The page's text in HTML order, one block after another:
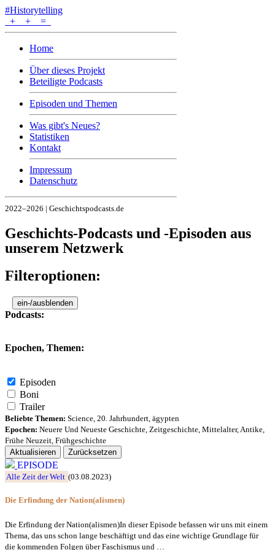
#Historytelling
+
+ =
Home
Über dieses Projekt
Beteiligte Podcasts
Episoden und Themen
Was gibt's Neues?
Statistiken
Kontakt
Impressum
Datenschutz
2022–2026 | Geschichtspodcasts.de
Geschichts-Podcasts und -Episoden aus
unserem Netzwerk
Filteroptionen:
ein-/ausblenden
Podcasts:
Epochen, Themen:
Episoden
Boni
Trailer
Beliebte Themen: Science 20. Jahrhundert ägypten
Epochen: Neuere Und Neueste Geschichte Zeitgeschichte Mittelalter, Antike
Frühe Neuzeit Frühgeschichte
Aktualisieren
Zurücksetzen
EPISODE
Alle Zeit der Welt (03.08.2023)
Die Erfindung der Nation(alismen)
Die Erfindung der Nation(alismen)In dieser Episode befassen wir uns mit einem
Thema, das uns schon lange beschäftigt und das eine wichtige Grundlage für
die kommenden Folgen über Faschismus und …